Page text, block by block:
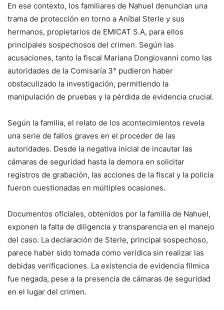
En ese contexto, los familiares de Nahuel denuncian una
trama de protección en torno a Aníbal Sterle y sus
hermanos, propietarios de EMICAT S.A, para ellos
principales sospechosos del crimen. Según las
acusaciones, tanto la fiscal Mariana Dongiovanni como las
autoridades de la Comisaría 3° pudieron haber
obstaculizado la investigación, permitiendo la
manipulación de pruebas y la pérdida de evidencia crucial.
Según la familia, el relato de los acontecimientos revela
una serie de fallos graves en el proceder de las
autoridades. Desde la negativa inicial de incautar las
cámaras de seguridad hasta la demora en solicitar
registros de grabación, las acciones de la fiscal y la policía
fueron cuestionadas en múltiples ocasiones.
Documentos oficiales, obtenidos por la familia de Nahuel,
exponen la falta de diligencia y transparencia en el manejo
del caso. La declaración de Sterle, principal sospechoso,
parece haber sido tomada como verídica sin realizar las
debidas verificaciones. La existencia de evidencia fílmica
fue negada, pese a la presencia de cámaras de seguridad
en el lugar del crimen.